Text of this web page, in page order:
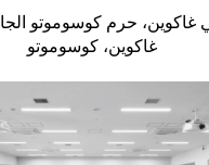
غاكوين، حرم كوسوموتو
غاكوين، كوسوموتو